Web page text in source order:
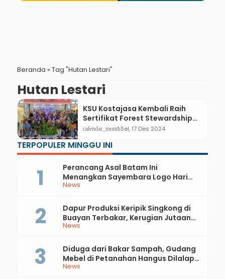
Beranda » Tag "Hutan Lestari"
Hutan Lestari
KSU Kostajasa Kembali Raih
Sertifikat Forest Stewardship
Council
calendar_monthSel, 17 Des 2024
TERPOPULER MINGGU INI
News
Perancang Asal Batam Ini
Menangkan Sayembara Logo Hari
Jadi ke-397 Kabupaten Kebumen
News
Dapur Produksi Keripik Singkong di
Buayan Terbakar, Kerugian Jutaan
Rupiah
News
Diduga dari Bakar Sampah, Gudang
Mebel di Petanahan Hangus Dilalap
Api